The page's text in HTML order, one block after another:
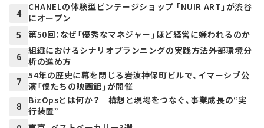
4
CHANELの体験型ビンテージショップ 「NUIR ART」が渋谷
にオープン
5 第50回：なぜ「優秀なマネジャー」ほど経営に嫌われるのか
6
組織におけるシナリオプランニングの実践方法――外部環境分
析の進め方
7
54年の歴史に幕を閉じる岩波神保町ビルで、イマーシブ公
演「僕たちの映画館」が開催
8
BizOpsとは何か？ 構想と現場をつなぐ、事業成長の“実
行装置”